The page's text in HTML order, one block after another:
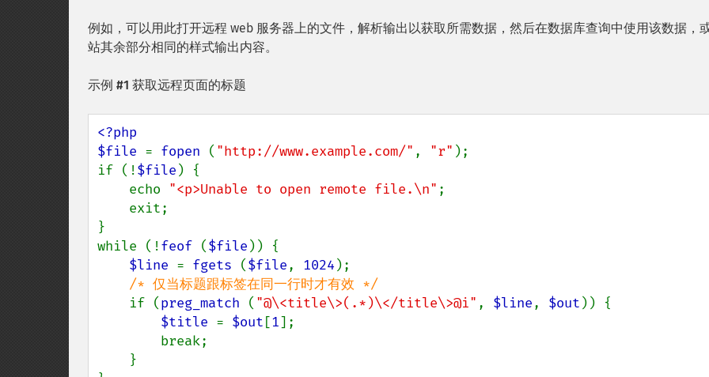
例如，可以用此打开远程 web 服务器上的文件，解析输出以获取所需数据，然后在数据库查询中使用该数据，
站其余部分相同的样式输出内容。
示例 #1 获取远程页面的标题
<?php
$file = fopen ( "http://www.example.com/" , "r" );
if (!$file ) {
    echo
"<p>Unable to open remote file.\n" ;
}
while (!feof ($file )) {
$line = fgets ($file, 1024 );
/* 仅当标题跟标签在同一行时才有效 */
if (preg_match ( "@\<title\>(.*)\</title\>@i" , $line, $out )) {
$title = $out [1];